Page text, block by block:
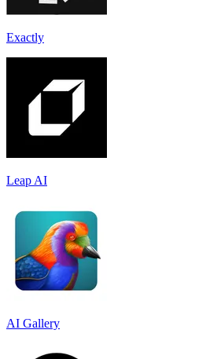
Exactly
Leap AI
AI Gallery